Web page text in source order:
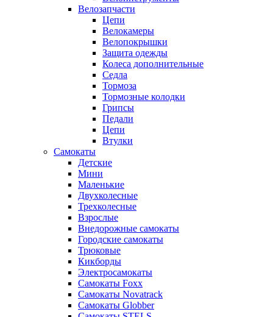
Велозапчасти
Цепи
Велокамеры
Велопокрышки
Защита одежды
Колеса дополнительные
Седла
Тормоза
Тормозные колодки
Грипсы
Педали
Цепи
Втулки
Самокаты
Детские
Мини
Маленькие
Двухколесные
Трехколесные
Взрослые
Внедорожные самокаты
Городские самокаты
Трюковые
Кикборды
Электросамокаты
Самокаты Foxx
Самокаты Novatrack
Самокаты Globber